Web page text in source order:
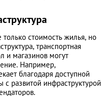
только стоимость жилья, но
транспортная
и магазинов могут
Например,
благодаря доступной
развитой инфраструктурой